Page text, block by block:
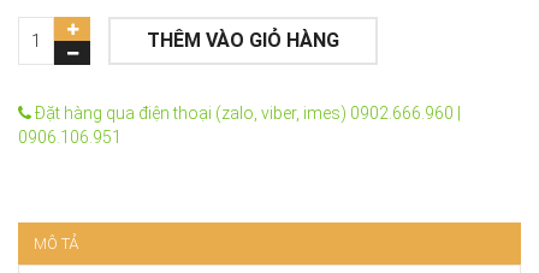
THÊM VÀO GIỎ HÀNG
Đặt hàng qua điện thoại (zalo, viber, imes) 0902.666.960 |
0906.106.951
MÔ TẢ